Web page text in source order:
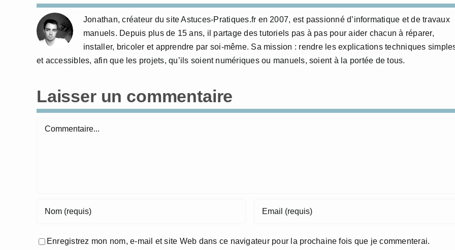
Jonathan, créateur du site Astuces-Pratiques.fr en 2007, est passionné d’informatique et de travaux
manuels. Depuis plus de 15 ans, il partage des tutoriels pas à pas pour aider chacun à réparer,
installer, bricoler et apprendre par soi-même. Sa mission : rendre les explications techniques
et accessibles, afin que les projets, qu’ils soient numériques ou manuels, soient à la portée de tous.
Laisser un commentaire
Commentaire
Enregistrez mon nom, e-mail et site Web dans ce navigateur pour la prochaine fois que je commenterai.